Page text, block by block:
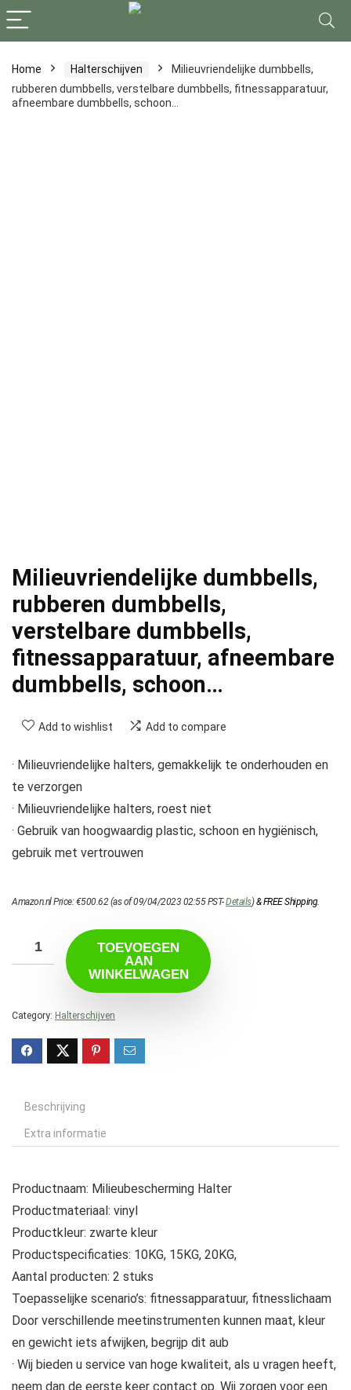
Home Halterschijven
Milieuvriendelijke dumbbells,
rubberen dumbbells, verstelbare dumbbells, fitnessapparatuur,
afneembare dumbbells, schoon…
Milieuvriendelijke dumbbells,
rubberen dumbbells,
verstelbare dumbbells,
fitnessapparatuur, afneembare
dumbbells, schoon…
Add to wishlist Add to compare
· Milieuvriendelijke halters, gemakkelijk te onderhouden en
te verzorgen
· Milieuvriendelijke halters, roest niet
· Gebruik van hoogwaardig plastic, schoon en hygiënisch,
gebruik met vertrouwen
Amazon.nl Price:€500.62 (as of 09/04/2023 02:55 PST-Details)&FREE Shipping.
TOEVOEGEN
AAN
WINKELWAGEN
Category: Halterschijven
Beschrijving
Extra informatie
Productnaam: Milieubescherming Halter
Productmateriaal: vinyl
Productkleur: zwarte kleur
Productspecificaties: 10KG, 15KG, 20KG,
Aantal producten: 2 stuks
Toepasselijke scenario’s: fitnessapparatuur, fitnesslichaam
Door verschillende meetinstrumenten kunnen maat, kleur
en gewicht iets afwijken, begrijp dit aub
· Wij bieden u service van hoge kwaliteit, als u vragen heeft,
neem dan de eerste keer contact op. Wij zorgen voor een